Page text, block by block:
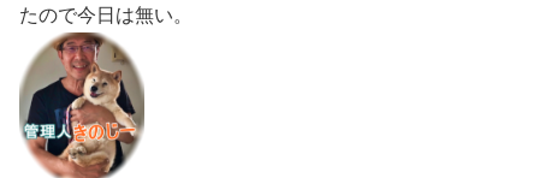
たので今日は無い。